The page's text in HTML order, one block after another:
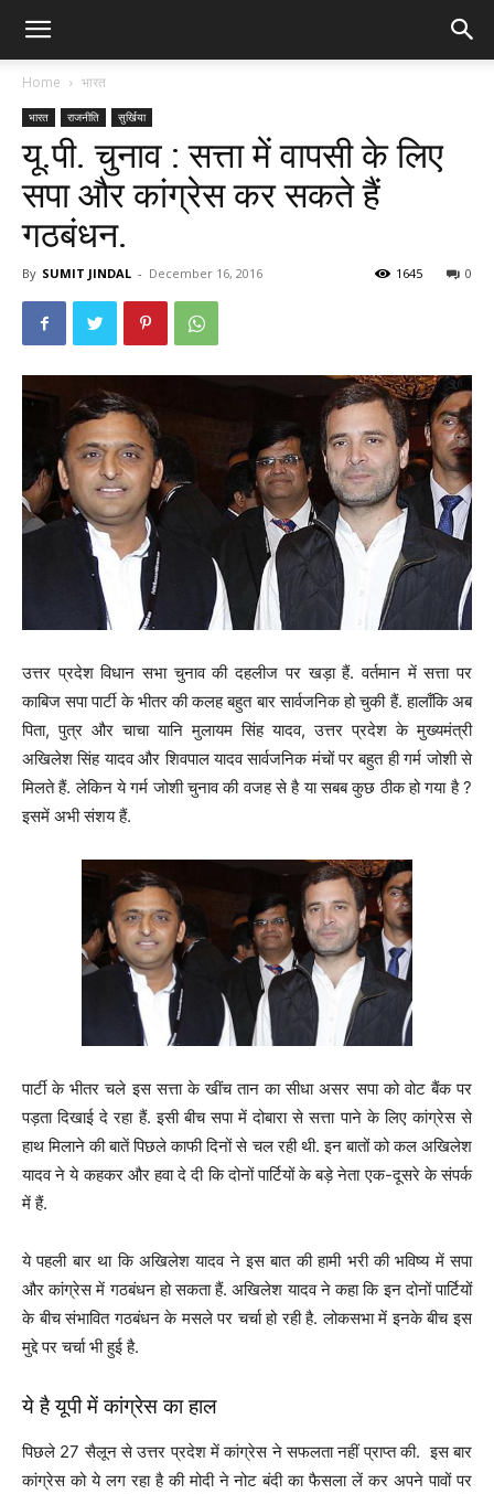
Home भारत
भारत राजनीति सुर्खिया
यू.पी. चुनाव : सत्ता में वापसी के लिए
सपा और कांग्रेस कर सकते हैं
गठबंधन.
By SUMIT JINDAL - December 16, 2016 0
1645
उत्तर प्रदेश विधान सभा चुनाव की दहलीज पर खड़ा हैं. वर्तमान में सत्ता पर
काबिज सपा पार्टी के भीतर की कलह बहुत बार सार्वजनिक हो चुकी हैं. हालाँकि अब
पिता, पुत्र और चाचा यानि मुलायम सिंह यादव, उत्तर प्रदेश के मुख्यमंत्री
अखिलेश सिंह यादव और शिवपाल यादव सार्वजनिक मंचों पर बहुत ही गर्म जोशी से
मिलते हैं. लेकिन ये गर्म जोशी चुनाव की वजह से है या सबब कुछ ठीक हो गया है ?
इसमें अभी संशय हैं.
पार्टी के भीतर चले इस सत्ता के खींच तान का सीधा असर सपा को वोट बैंक पर
पड़ता दिखाई दे रहा हैं. इसी बीच सपा में दोबारा से सत्ता पाने के लिए कांग्रेस से
हाथ मिलाने की बातें पिछले काफी दिनों से चल रही थी. इन बातों को कल अखिलेश
यादव ने ये कहकर और हवा दे दी कि दोनों पार्टियों के बड़े नेता एक-दूसरे के संपर्क
में हैं.
ये पहली बार था कि अखिलेश यादव ने इस बात की हामी भरी की भविष्य में सपा
और कांग्रेस में गठबंधन हो सकता हैं. अखिलेश यादव ने कहा कि इन दोनों पार्टियों
के बीच संभावित गठबंधन के मसले पर चर्चा हो रही है. लोकसभा में इनके बीच इस
मुद्दे पर चर्चा भी हुई है.
ये है यूपी में कांग्रेस का हाल
पिछले 27 सैलून से उत्तर प्रदेश में कांग्रेस ने सफलता नहीं प्राप्त की. इस बार
कांग्रेस को ये लग रहा है की मोदी ने नोट बंदी का फैसला लें कर अपने पावों पर